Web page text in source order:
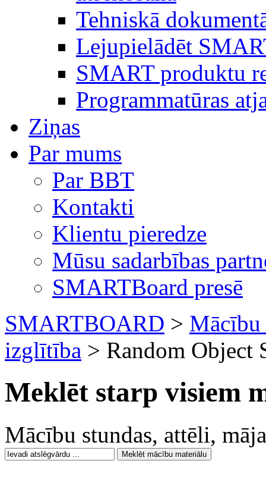
Tehniskā
Lejupielādēt
SMART produktu
Programmatūras
Ziņas
Par mums
Par BBT
Kontakti
Klientu pieredze
Mūsu sadarbības
SMARTBoard presē
SMARTBOARD >
izglītība > Random Object
Meklēt starp visiem
Mācību stundas, attēli,